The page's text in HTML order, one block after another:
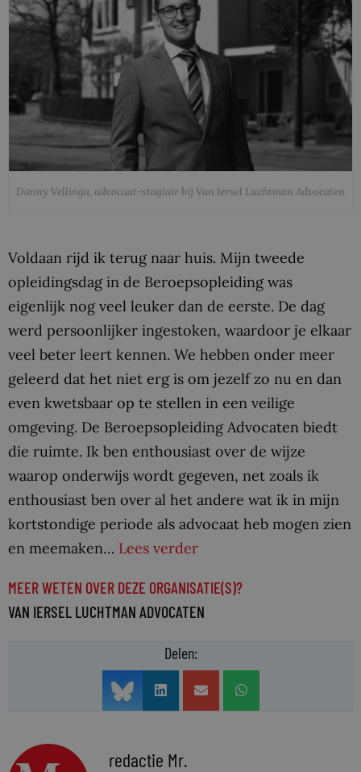
Danny Vellinga, advocaat-stagiair bij Van Iersel Luchtman Advocaten
Voldaan rijd ik terug naar huis. Mijn tweede
opleidingsdag in de Beroepsopleiding was
eigenlijk nog veel leuker dan de eerste. De dag
werd persoonlijker ingestoken, waardoor je elkaar
veel beter leert kennen. We hebben onder meer
geleerd dat het niet erg is om jezelf zo nu en dan
even kwetsbaar op te stellen in een veilige
omgeving. De Beroepsopleiding Advocaten biedt
die ruimte. Ik ben enthousiast over de wijze
waarop onderwijs wordt gegeven, net zoals ik
enthousiast ben over al het andere wat ik in mijn
kortstondige periode als advocaat heb mogen zien
en meemaken… Lees verder
MEER WETEN OVER DEZE ORGANISATIE(S)?
VAN IERSEL LUCHTMAN ADVOCATEN
Delen:
redactie Mr.